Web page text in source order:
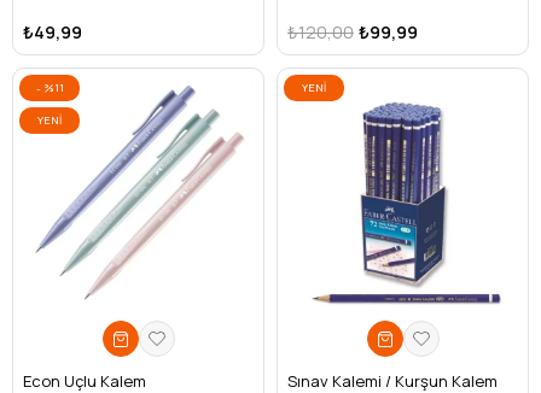
₺49,99 ₺99,99
₺120,00
Econ Uçlu Kalem
%11
YENI
Sınav Kalemi / Kurşun Kalem
YENI